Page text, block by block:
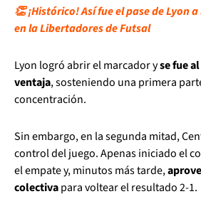
👏 ¡Histórico! Así fue el pase de Lyon
en la Libertadores de Futsal
Lyon logró abrir el marcador yse fue
ventaja, sosteniendo una primera
concentración.
Sin embargo, en la segunda mitad,
control del juego. Apenas iniciado el
el empate y, minutos más tarde,
colectivapara voltear el resultado 2-1.